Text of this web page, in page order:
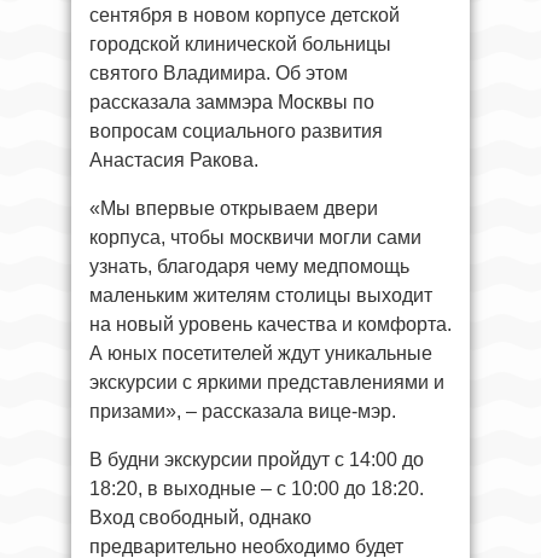
сентября в новом корпусе детской
городской клинической больницы
святого Владимира. Об этом
рассказала заммэра Москвы по
вопросам социального развития
Анастасия Ракова.
«Мы впервые открываем двери
корпуса, чтобы москвичи могли сами
узнать, благодаря чему медпомощь
маленьким жителям столицы выходит
на новый уровень качества и комфорта.
А юных посетителей ждут уникальные
экскурсии с яркими представлениями и
призами», – рассказала вице-мэр.
В будни экскурсии пройдут с 14:00 до
18:20, в выходные – с 10:00 до 18:20.
Вход свободный, однако
предварительно необходимо будет